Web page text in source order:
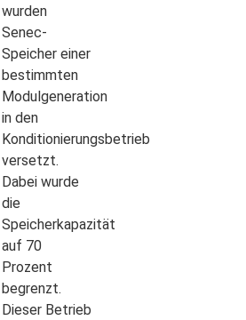
wurden
Senec-
Speicher einer
bestimmten
Modulgeneration
in den
Konditionierungsbetrieb
versetzt.
Dabei wurde
die
Speicherkapazität
auf 70
Prozent
begrenzt.
Dieser Betrieb